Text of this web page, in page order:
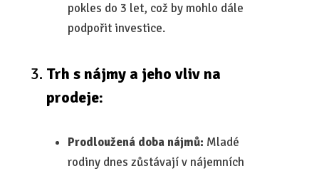
pokles do 3 let, což by mohlo dále
podpořit investice.
Trh s nájmy a jeho vliv na
prodeje:
Prodloužená doba nájmů: Mladé
rodiny dnes zůstávají v nájemních